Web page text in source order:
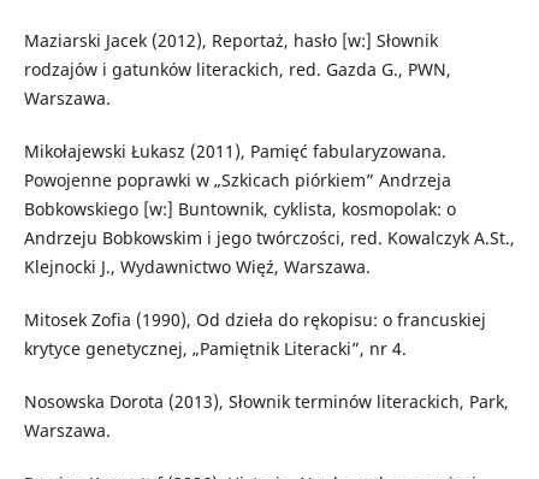
Maziarski Jacek (2012), Reportaż, hasło [w:] Słownik
rodzajów i gatunków literackich, red. Gazda G., PWN,
Warszawa.
Mikołajewski Łukasz (2011), Pamięć fabularyzowana.
Powojenne poprawki w „Szkicach piórkiem” Andrzeja
Bobkowskiego [w:] Buntownik, cyklista, kosmopolak: o
Andrzeju Bobkowskim i jego twórczości, red. Kowalczyk A.St.,
Klejnocki J., Wydawnictwo Więź, Warszawa.
Mitosek Zofia (1990), Od dzieła do rękopisu: o francuskiej
krytyce genetycznej, „Pamiętnik Literacki”, nr 4.
Nosowska Dorota (2013), Słownik terminów literackich, Park,
Warszawa.